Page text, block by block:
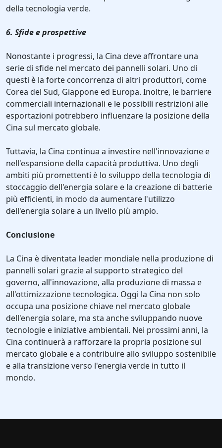
della tecnologia verde.
6. Sfide e prospettive
Nonostante i progressi, la Cina deve affrontare una
serie di sfide nel mercato dei pannelli solari. Uno di
questi è la forte concorrenza di altri produttori, come
Corea del Sud, Giappone ed Europa. Inoltre, le barriere
commerciali internazionali e le possibili restrizioni alle
esportazioni potrebbero influenzare la posizione della
Cina sul mercato globale.
Tuttavia, la Cina continua a investire nell'innovazione e
nell'espansione della capacità produttiva. Uno degli
ambiti più promettenti è lo sviluppo della tecnologia di
stoccaggio dell'energia solare e la creazione di batterie
più efficienti, in modo da aumentare l'utilizzo
dell'energia solare a un livello più ampio.
Conclusione
La Cina è diventata leader mondiale nella produzione di
pannelli solari grazie al supporto strategico del
governo, all'innovazione, alla produzione di massa e
all'ottimizzazione tecnologica. Oggi la Cina non solo
occupa una posizione chiave nel mercato globale
dell'energia solare, ma sta anche sviluppando nuove
tecnologie e iniziative ambientali. Nei prossimi anni, la
Cina continuerà a rafforzare la propria posizione sul
mercato globale e a contribuire allo sviluppo sostenibile
e alla transizione verso l'energia verde in tutto il
mondo.